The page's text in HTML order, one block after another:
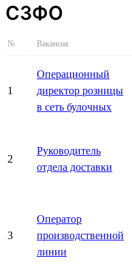
СЗФО
№ Вакансия
1
Операционный
директор розницы
в сеть булочных
2
Руководитель
отдела доставки
3
Оператор
производственной
линии